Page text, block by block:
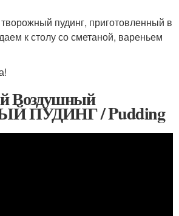
пудинг, приготовленный в
к столу со сметаной, вареньем
Воздушный
ПУДИНГ / Pudding